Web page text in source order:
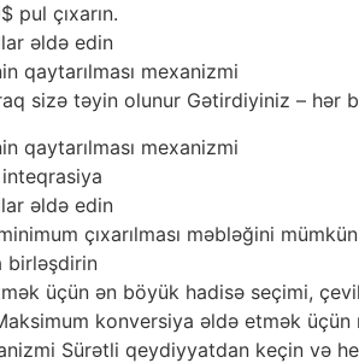
pul çıxarın.
əldə edin
qaytarılması mexanizmi
sizə təyin olunur Gətirdiyiniz – hər
qaytarılması mexanizmi
əldə edin
çıxarılması məbləğini
birləşdirin
üçün ən böyük hadisə seçimi,
konversiya əldə etmək
Sürətli qeydiyyatdan keçin və